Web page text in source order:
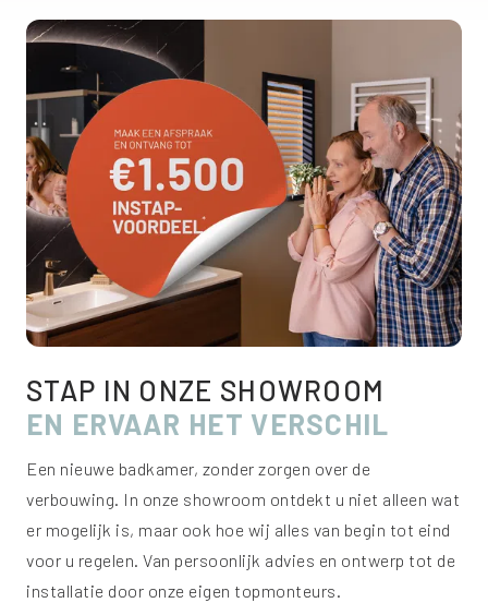
STAP IN ONZE SHOWROOM
EN ERVAAR HET VERSCHIL
Een nieuwe badkamer, zonder zorgen over de
verbouwing. In onze showroom ontdekt u niet alleen wat
er mogelijk is, maar ook hoe wij alles van begin tot eind
voor u regelen. Van persoonlijk advies en ontwerp tot de
installatie door onze eigen topmonteurs.